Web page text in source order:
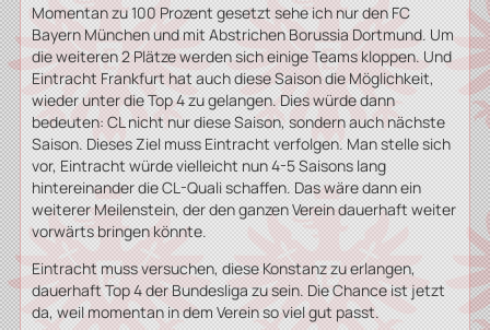
Momentan zu 100 Prozent gesetzt sehe ich nur den FC
Bayern München und mit Abstrichen Borussia Dortmund. Um
die weiteren 2 Plätze werden sich einige Teams kloppen. Und
Eintracht Frankfurt hat auch diese Saison die Möglichkeit,
wieder unter die Top 4 zu gelangen. Dies würde dann
bedeuten: CL nicht nur diese Saison, sondern auch nächste
Saison. Dieses Ziel muss Eintracht verfolgen. Man stelle sich
vor, Eintracht würde vielleicht nun 4-5 Saisons lang
hintereinander die CL-Quali schaffen. Das wäre dann ein
weiterer Meilenstein, der den ganzen Verein dauerhaft weiter
vorwärts bringen könnte.
Eintracht muss versuchen, diese Konstanz zu erlangen,
dauerhaft Top 4 der Bundesliga zu sein. Die Chance ist jetzt
da, weil momentan in dem Verein so viel gut passt.